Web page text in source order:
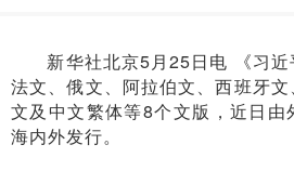
新华社北京5月25日电 《习
法文、俄文、阿拉伯文、西班牙
文及中文繁体等8个文版，近日由
海内外发行。